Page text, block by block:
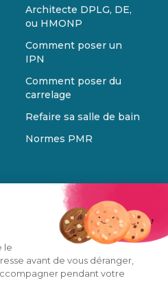
le
avant de vous déranger,
pendant votre
Architecte DPLG, DE,
ou HMONP
Comment poser un
IPN
Comment poser du
carrelage
Refaire sa salle de bain
Normes PMR